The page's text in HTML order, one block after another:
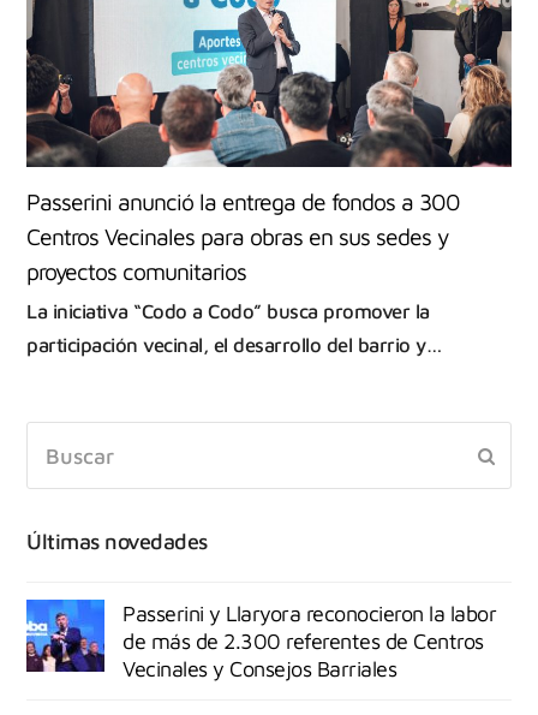
Passerini anunció la entrega de fondos a 300
Centros Vecinales para obras en sus sedes y
proyectos comunitarios
La iniciativa “Codo a Codo” busca promover la
participación vecinal, el desarrollo del barrio y…
Últimas novedades
Passerini y Llaryora reconocieron la labor
de más de 2.300 referentes de Centros
Vecinales y Consejos Barriales